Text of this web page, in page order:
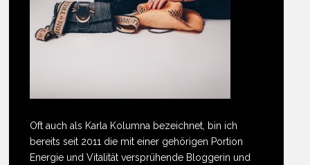
Oft auch als Karla Kolumna bezeichnet, bin ich
bereits seit 2011 die mit einer gehörigen Portion
Energie und Vitalität versprühende Bloggerin und